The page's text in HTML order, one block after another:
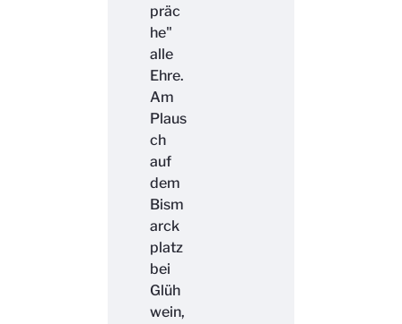
präc
he"
alle
Ehre.
Am
Plaus
ch
auf
dem
Bism
arck
platz
bei
Glüh
wein,